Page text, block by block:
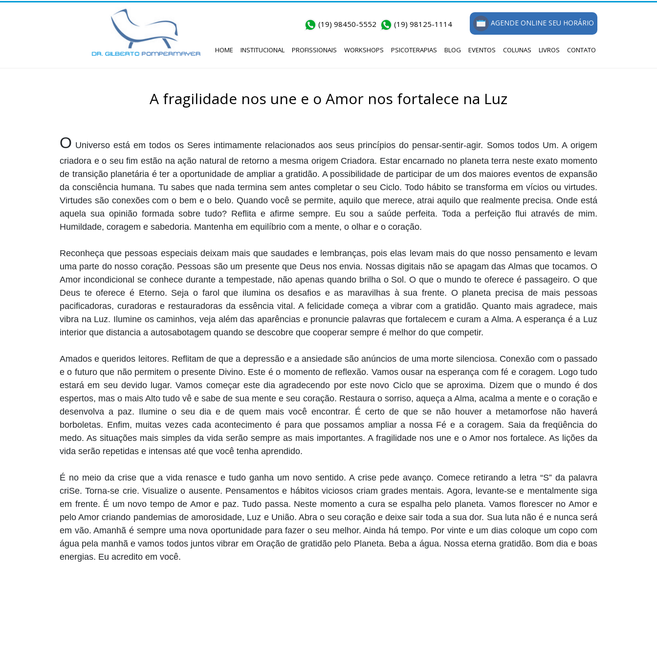
(19) 98450-5552 (19) 98125-1114 AGENDE ONLINE SEU HORÁRIO
HOME INSTITUCIONAL PROFISSIONAIS WORKSHOPS PSICOTERAPIAS BLOG EVENTOS COLUNAS LIVROS CONTATO
A fragilidade nos une e o Amor nos fortalece na Luz
O Universo está em todos os Seres intimamente relacionados aos seus princípios do pensar-sentir-agir. Somos todos Um. A origem
criadora e o seu fim estão na ação natural de retorno a mesma origem Criadora. Estar encarnado no planeta terra neste exato momento
de transição planetária é ter a oportunidade de ampliar a gratidão. A possibilidade de participar de um dos maiores eventos de expansão
da consciência humana. Tu sabes que nada termina sem antes completar o seu Ciclo. Todo hábito se transforma em vícios ou virtudes.
Virtudes são conexões com o bem e o belo. Quando você se permite, aquilo que merece, atrai aquilo que realmente precisa. Onde está
aquela sua opinião formada sobre tudo? Reflita e afirme sempre. Eu sou a saúde perfeita. Toda a perfeição flui através de mim.
Humildade, coragem e sabedoria. Mantenha em equilíbrio com a mente, o olhar e o coração.
Reconheça que pessoas especiais deixam mais que saudades e lembranças, pois elas levam mais do que nosso pensamento e levam
uma parte do nosso coração. Pessoas são um presente que Deus nos envia. Nossas digitais não se apagam das Almas que tocamos. O
Amor incondicional se conhece durante a tempestade, não apenas quando brilha o Sol. O que o mundo te oferece é passageiro. O que
Deus te oferece é Eterno. Seja o farol que ilumina os desafios e as maravilhas à sua frente. O planeta precisa de mais pessoas
pacificadoras, curadoras e restauradoras da essência vital. A felicidade começa a vibrar com a gratidão. Quanto mais agradece, mais
vibra na Luz. Ilumine os caminhos, veja além das aparências e pronuncie palavras que fortalecem e curam a Alma. A esperança é a Luz
interior que distancia a autosabotagem quando se descobre que cooperar sempre é melhor do que competir.
Amados e queridos leitores. Reflitam de que a depressão e a ansiedade são anúncios de uma morte silenciosa. Conexão com o passado
e o futuro que não permitem o presente Divino. Este é o momento de reflexão. Vamos ousar na esperança com fé e coragem. Logo tudo
estará em seu devido lugar. Vamos começar este dia agradecendo por este novo Ciclo que se aproxima. Dizem que o mundo é dos
espertos, mas o mais Alto tudo vê e sabe de sua mente e seu coração. Restaura o sorriso, aqueça a Alma, acalma a mente e o coração e
desenvolva a paz. Ilumine o seu dia e de quem mais você encontrar. É certo de que se não houver a metamorfose não haverá
borboletas. Enfim, muitas vezes cada acontecimento é para que possamos ampliar a nossa Fé e a coragem. Saia da freqüência do
medo. As situações mais simples da vida serão sempre as mais importantes. A fragilidade nos une e o Amor nos fortalece. As lições da
vida serão repetidas e intensas até que você tenha aprendido.
É no meio da crise que a vida renasce e tudo ganha um novo sentido. A crise pede avanço. Comece retirando a letra “S” da palavra
criSe. Torna-se crie. Visualize o ausente. Pensamentos e hábitos viciosos criam grades mentais. Agora, levante-se e mentalmente siga
em frente. É um novo tempo de Amor e paz. Tudo passa. Neste momento a cura se espalha pelo planeta. Vamos florescer no Amor e
pelo Amor criando pandemias de amorosidade, Luz e União. Abra o seu coração e deixe sair toda a sua dor. Sua luta não é e nunca será
em vão. Amanhã é sempre uma nova oportunidade para fazer o seu melhor. Ainda há tempo. Por vinte e um dias coloque um copo com
água pela manhã e vamos todos juntos vibrar em Oração de gratidão pelo Planeta. Beba a água. Nossa eterna gratidão. Bom dia e boas
energias. Eu acredito em você.